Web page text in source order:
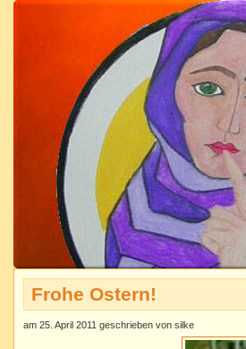
Frohe Ostern!
am 25. April 2011 geschrieben von silke